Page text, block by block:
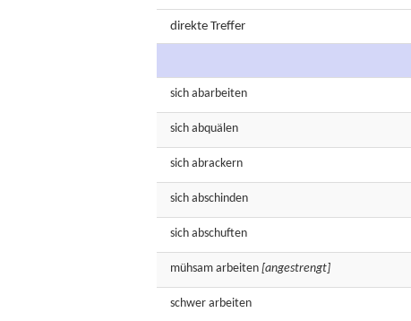
direkte Treffer
sich abarbeiten
sich abquälen
sich abrackern
sich abschinden
sich abschuften
mühsam arbeiten [angestrengt]
schwer arbeiten